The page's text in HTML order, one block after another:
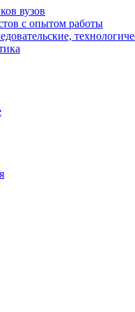
вузов
с опытом работы